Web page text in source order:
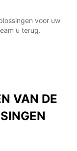
voor uw
u terug.
VAN DE